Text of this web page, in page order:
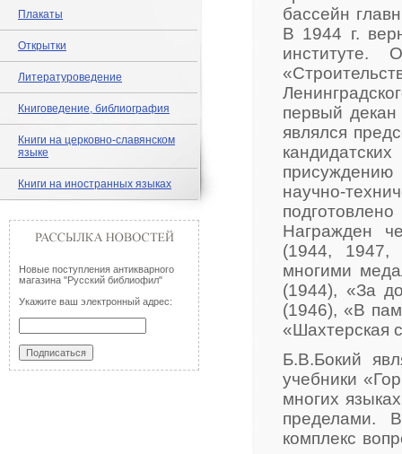
Плакаты
Открытки
Литературоведение
Книговедение, библиография
Книги на церковно-славянском
языке
Книги на иностранных языках
Новые поступления антикварного
магазина "Русский библиофил"
Укажите ваш электронный адрес:
бассейн
В 1944 г.
институте.
первый декан
являлся
научно-
Награжден
(1944, 1947,
многими
(1944), «За
(1946), «В
«Шахтерская
Б.В.Бокий
учебники
многих
пределами.
комплекс